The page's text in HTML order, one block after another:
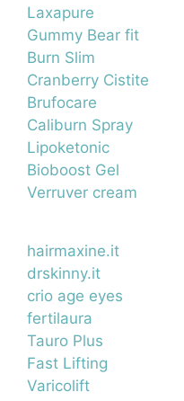
Laxapure
Gummy Bear fit
Burn Slim
Cranberry Cistite
Brufocare
Caliburn Spray
Lipoketonic
Bioboost Gel
Verruver cream
hairmaxine.it
drskinny.it
crio age eyes
fertilaura
Tauro Plus
Fast Lifting
Varicolift